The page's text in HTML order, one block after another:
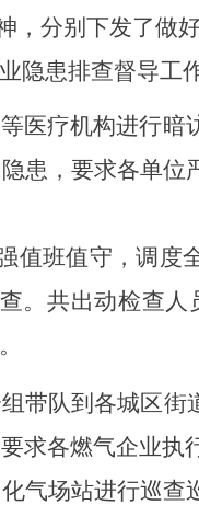
，分别下发了做
隐患排查督导工作
医疗机构进行暗
患，要求各单位
值班值守，调度
。共出动检查人
带队到各城区街
要求各燃气企业执
气场站进行巡查